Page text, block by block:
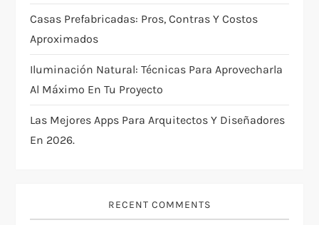
n
Casas Prefabricadas: Pros, Contras Y Costos
Aproximados
Iluminación Natural: Técnicas Para Aprovecharla
Al Máximo En Tu Proyecto
Las Mejores Apps Para Arquitectos Y Diseñadores
En 2026.
RECENT COMMENTS